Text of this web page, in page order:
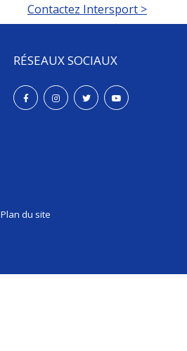
Contactez Intersport >
RÉSEAUX SOCIAUX
Plan du site